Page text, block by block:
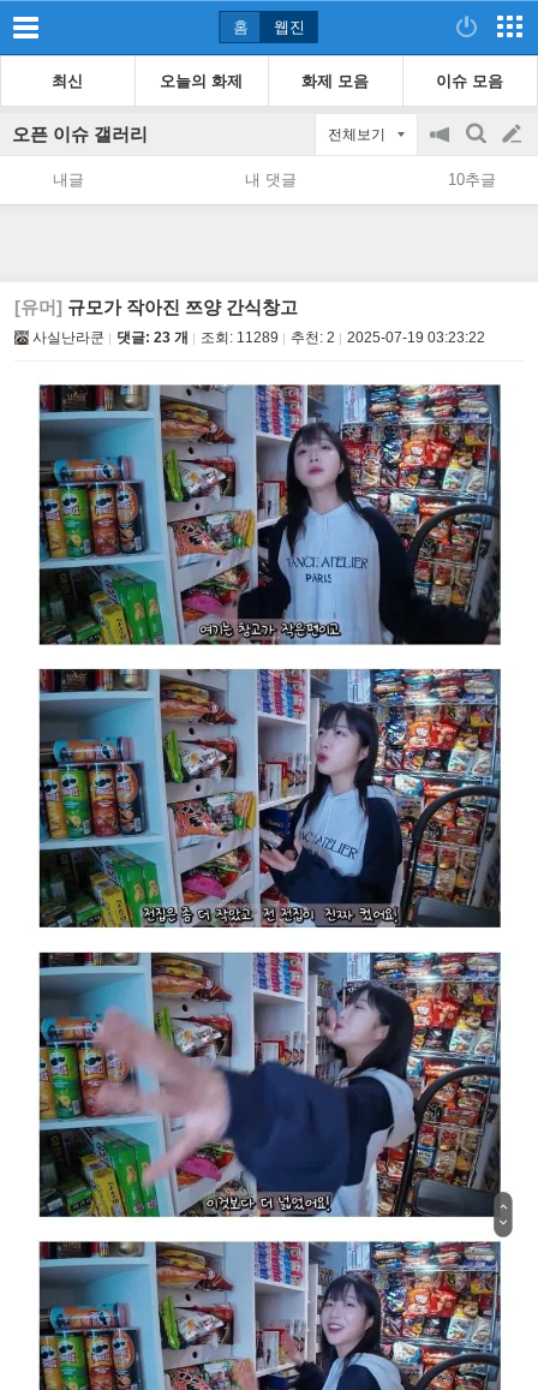
홈 웹진
최신 오늘의 화제 화제 모음 이슈 모음
오픈 이슈 갤러리 전체보기
공
지
on/off
검
색
글
쓰
내글 내 댓글 10추글
[유머] 규모가 작아진 쯔양 간식창고
사실난라쿤 댓글: 23 개 조회: 11289 추천: 2 2025-07-19 03:23:22